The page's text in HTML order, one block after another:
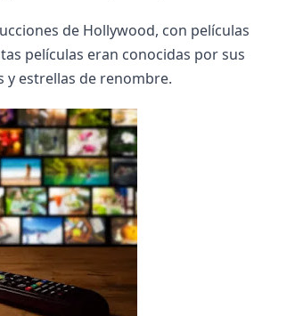
de Hollywood, con películas
películas eran conocidas por sus
y estrellas de renombre.